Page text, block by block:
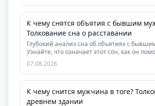
К чему снятся объятия с бывшим
Толкование сна о расставании
Глубокий анализ сна об объятиях с
Узнайте, что означает этот сон, как он
07.08.2026
К чему снится мужчина в тоге?
древнем здании